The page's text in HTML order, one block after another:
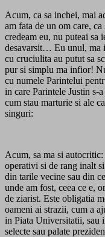
Acum, ca sa inchei, mai
am fata de un om care, ca
credeam eu, nu puteai sa
desavarsit… Eu unul, ma
cu cruciulita au putut sa
pur si simplu ma infior!
cu numele Parintelui
in care Parintele Justin s-
cum stau marturie si ale
singuri:
Acum, sa ma si
operativi si de rang inalt
din tarile vecine sau din
unde am fost, ceea ce e,
de ziarist. Este obligatia
oameni ai strazii, cum a
in Piata Universitatii, sau
selecte sau palate